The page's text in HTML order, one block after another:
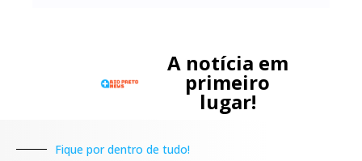
A notícia em
primeiro
lugar!
Fique por dentro de tudo!